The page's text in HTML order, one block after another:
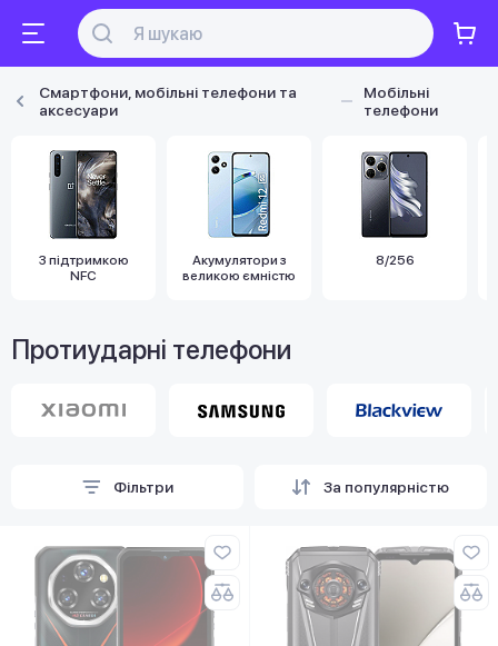
Смартфони, мобільні телефони та
аксесуари
Мобільні
телефони
З підтримкою
NFC
Акумулятори з
великою ємністю
8/256
Протиударні телефони
Фільтри За популярністю